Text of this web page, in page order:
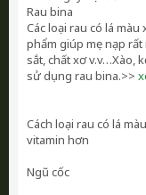
Rau bina
Các loại rau có lá
phẩm giúp mẹ nạp rất
sắt, chất xơ v.v…Xào,
sử dụng rau bina.>>
Cách loại rau có lá
vitamin hơn
Ngũ cốc